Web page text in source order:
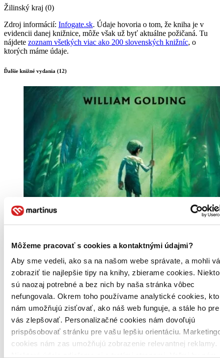
Môžeme pracovať s cookies a kontaktnými údajmi?
Aby sme vedeli, ako sa na našom webe správate, a mohli
zobraziť tie najlepšie tipy na knihy, zbierame cookies.
sú naozaj potrebné a bez nich by naša stránka vôbec
nefungovala. Okrem toho používame analytické cookies,
nám umožňujú zisťovať, ako náš web funguje, a stále ho pre
vás zlepšovať. Personalizačné cookies nám dovoľujú
prispôsobovať stránku pre vašu lepšiu orientáciu.
cookies nám zas umožňujú zobrazenie relevantnej reklamy.
Žilinský kraj (0)
Zdroj informácií: Infogate.sk. Údaje hovoria o tom, že kniha je v
evidencii danej knižnice, môže však už byť aktuálne požičaná. Tu
nájdete zoznam všetkých viac ako 200 slovenských knižníc, o
ktorých máme údaje.
Ďalšie knižné vydania (12)